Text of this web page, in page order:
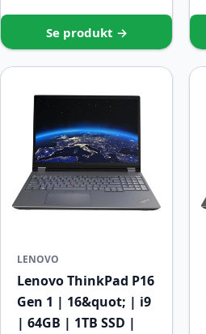
Se produkt →
LENOVO
Lenovo ThinkPad P16
Gen 1 | 16&quot; | i9
| 64GB | 1TB SSD |